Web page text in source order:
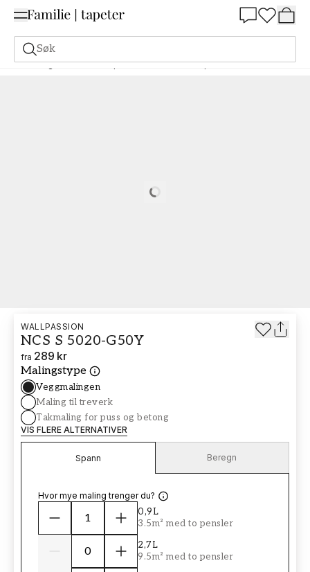
Søk
Maling Bestill basert på NCS Bestill basert på NCS 5020-G50Y
Loading…
WALLPASSION
NCS S 5020-G50Y
fra 289 kr
Malingstype
Veggmalingen
Maling til treverk
Takmaling for puss og betong
VIS FLERE ALTERNATIVER
Spann Beregn
Hvor mye maling trenger du?
0,9L
3.5m² med to pensler
2,7L
9.5m² med to pensler